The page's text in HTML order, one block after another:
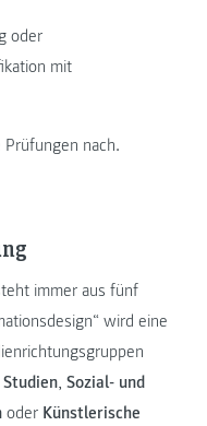
oder
mit
nach.
immer aus fünf
wird eine
, Sozial- und
oder Künstlerische